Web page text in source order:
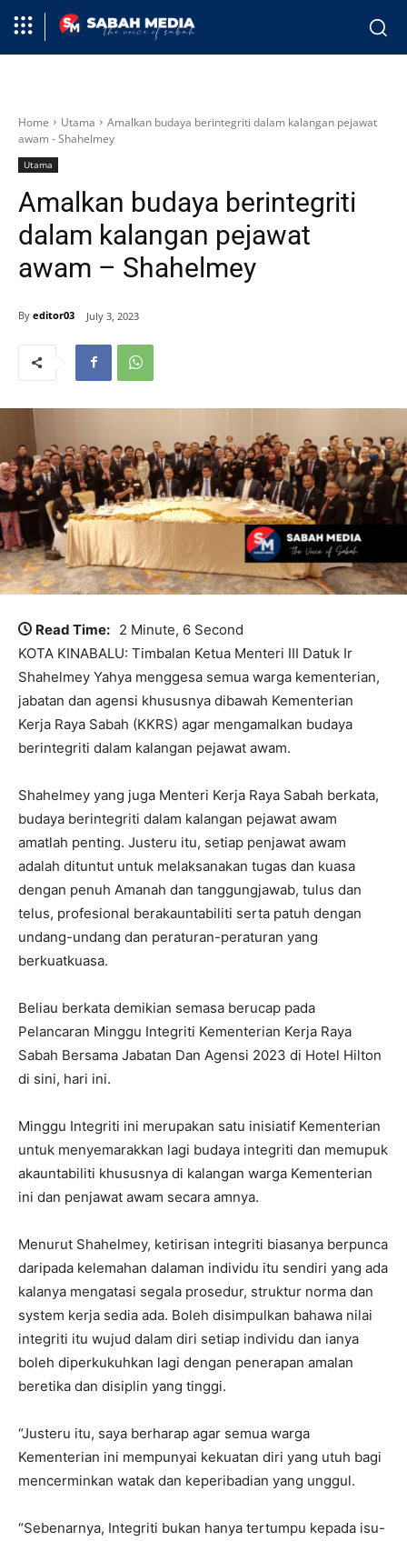
Home Utama
Amalkan budaya berintegriti dalam kalangan pejawat
awam - Shahelmey
Utama
Amalkan budaya berintegriti
dalam kalangan pejawat
awam – Shahelmey
By editor03 July 3, 2023
Read Time: 2 Minute, 6 Second
KOTA KINABALU: Timbalan Ketua Menteri III Datuk Ir
Shahelmey Yahya menggesa semua warga kementerian,
jabatan dan agensi khususnya dibawah Kementerian
Kerja Raya Sabah (KKRS) agar mengamalkan budaya
berintegriti dalam kalangan pejawat awam.
Shahelmey yang juga Menteri Kerja Raya Sabah berkata,
budaya berintegriti dalam kalangan pejawat awam
amatlah penting. Justeru itu, setiap penjawat awam
adalah dituntut untuk melaksanakan tugas dan kuasa
dengan penuh Amanah dan tanggungjawab, tulus dan
telus, profesional berakauntabiliti serta patuh dengan
undang-undang dan peraturan-peraturan yang
berkuatkuasa.
Beliau berkata demikian semasa berucap pada
Pelancaran Minggu Integriti Kementerian Kerja Raya
Sabah Bersama Jabatan Dan Agensi 2023 di Hotel Hilton
di sini, hari ini.
Minggu Integriti ini merupakan satu inisiatif Kementerian
untuk menyemarakkan lagi budaya integriti dan memupuk
akauntabiliti khususnya di kalangan warga Kementerian
ini dan penjawat awam secara amnya.
Menurut Shahelmey, ketirisan integriti biasanya berpunca
daripada kelemahan dalaman individu itu sendiri yang ada
kalanya mengatasi segala prosedur, struktur norma dan
system kerja sedia ada. Boleh disimpulkan bahawa nilai
integriti itu wujud dalam diri setiap individu dan ianya
boleh diperkukuhkan lagi dengan penerapan amalan
beretika dan disiplin yang tinggi.
“Justeru itu, saya berharap agar semua warga
Kementerian ini mempunyai kekuatan diri yang utuh bagi
mencerminkan watak dan keperibadian yang unggul.
“Sebenarnya, Integriti bukan hanya tertumpu kepada isu-